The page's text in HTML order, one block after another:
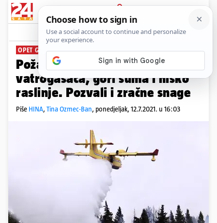
PRIJAVA
News Komentari
OPET GORI U DALMACIJI
Požar kod Vodica: Na terenu 35
vatrogasaca, gori šuma i nisko
raslinje. Pozvali i zračne snage
Piše HINA, Tina Ozmec-Ban, ponedjeljak, 12.7.2021. u 16:03